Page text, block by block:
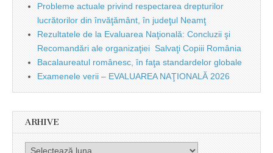
Probleme actuale privind respectarea drepturilor
lucrătorilor din învăţământ, în judeţul Neamţ
Rezultatele de la Evaluarea Naţională: Concluzii şi
Recomandări ale organizaţiei Salvaţi Copiii România
Bacalaureatul românesc, în faţa standardelor globale
Examenele verii – EVALUAREA NAŢIONALĂ 2026
ARHIVE
Arhive